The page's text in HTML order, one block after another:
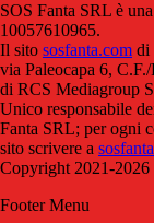
SOS Fanta SRL è
10057610965.
Il sito sosfanta.com di
via Paleocapa 6,
di RCS Mediagroup
Unico responsabile
Fanta SRL; per ogni
sito scrivere a
Copyright 2021-
Footer Menu